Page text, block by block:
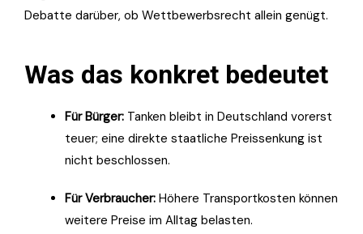
Debatte darüber, ob Wettbewerbsrecht allein genügt.
Was das konkret bedeutet
Für Bürger: Tanken bleibt in Deutschland vorerst
teuer; eine direkte staatliche Preissenkung ist
nicht beschlossen.
Für Verbraucher: Höhere Transportkosten können
weitere Preise im Alltag belasten.